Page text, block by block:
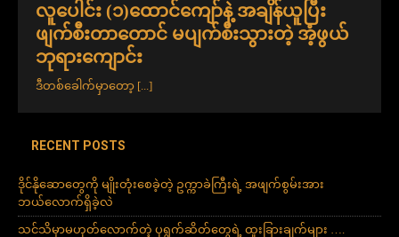
လူပေါင်း (၁)ထောင်ကျော်နဲ့ အချိန်ယူပြီး
ဖျက်စီးတာတောင် မပျက်စီးသွားတဲ့ အံ့ဖွယ်
ဘုရားကျောင်း
ဒီတစ်ခေါက်မှာတော့ [...]
RECENT POSTS
ဒိုင်နိုဆောတွေကို မျိုးတုံးစေခဲ့တဲ့ ဥက္ကာခဲကြီးရဲ့ အဖျက်စွမ်းအား
ဘယ်လောက်ရှိခဲ့လဲ
သင်သိမှာမဟုတ်လောက်တဲ့ ပုရွက်ဆိတ်တွေရဲ့ ထူးခြားချက်များ ….